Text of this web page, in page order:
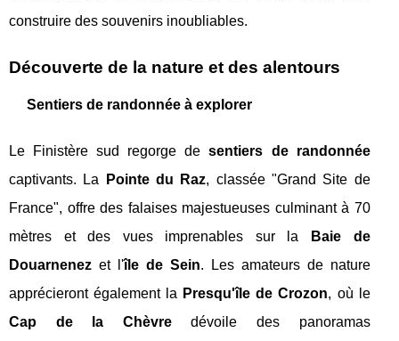
construire des souvenirs inoubliables.
Découverte de la nature et des alentours
Sentiers de randonnée à explorer
Le Finistère sud regorge desentiers de randonnée
captivants. La
Pointe du Raz, classée "Grand Site de
France", offre des falaises majestueuses culminant à 70
mètres et des vues imprenables sur la
Baie de
Douarnenez et l'île de Sein. Les amateurs de nature
apprécieront également la Presqu'île de Crozon, où le
Cap de la Chèvredévoile des panoramas